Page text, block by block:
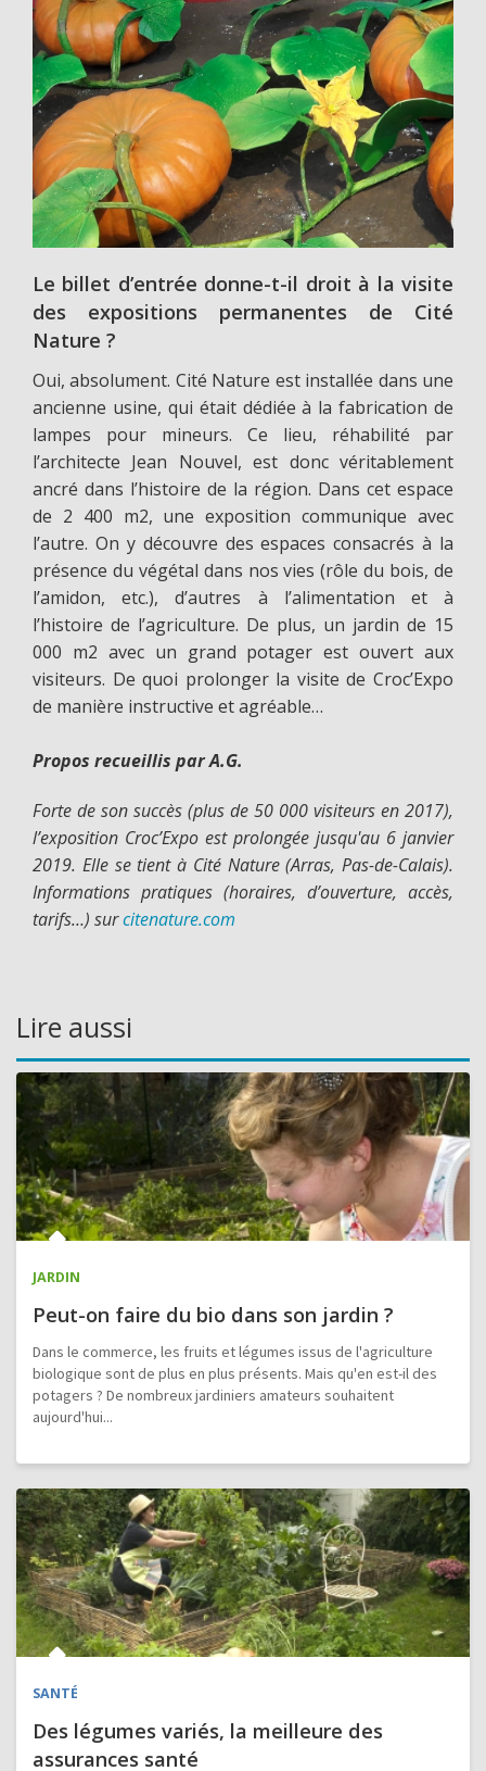
Le billet d’entrée donne-t-il droit à la visite
des expositions permanentes de Cité
Nature ?
Oui, absolument. Cité Nature est installée dans une
ancienne usine, qui était dédiée à la fabrication de
lampes pour mineurs. Ce lieu, réhabilité par
l’architecte Jean Nouvel, est donc véritablement
ancré dans l’histoire de la région. Dans cet espace
de 2 400 m2, une exposition communique avec
l’autre. On y découvre des espaces consacrés à la
présence du végétal dans nos vies (rôle du bois, de
l’amidon, etc.), d’autres à l’alimentation et à
l’histoire de l’agriculture. De plus, un jardin de 15
000 m2 avec un grand potager est ouvert aux
visiteurs. De quoi prolonger la visite de Croc’Expo
de manière instructive et agréable…
Propos recueillis par A.G.
Forte de son succès (plus de 50 000 visiteurs en 2017),
l’exposition Croc’Expo est prolongée jusqu'au 6 janvier
2019. Elle se tient à Cité Nature (Arras, Pas-de-Calais).
Informations pratiques (horaires, d’ouverture, accès,
tarifs…) surcitenature.com
Lire aussi
JARDIN
Peut-on faire du bio dans son jardin ?
Dans le commerce, les fruits et légumes issus de l'agriculture
biologique sont de plus en plus présents. Mais qu'en est-il des
potagers ? De nombreux jardiniers amateurs souhaitent
aujourd'hui...
SANTÉ
Des légumes variés, la meilleure des
assurances santé